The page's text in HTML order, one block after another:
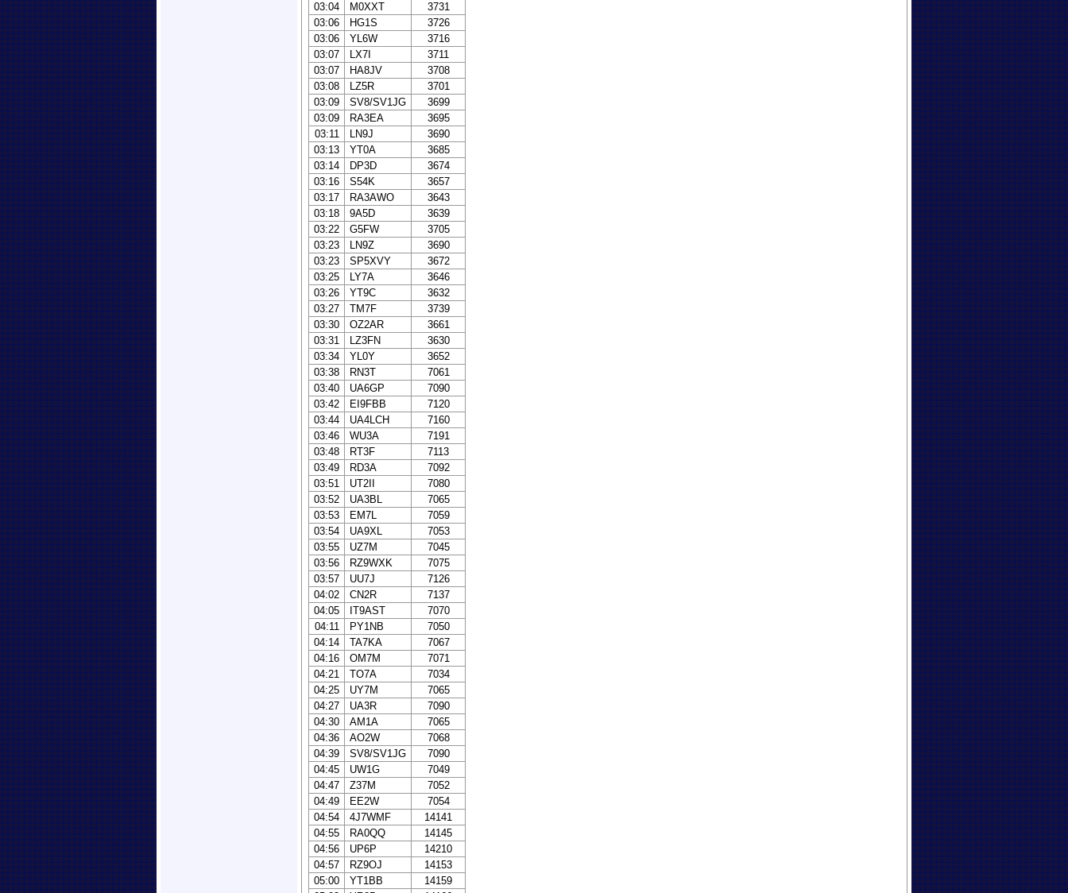
03:04
M0XXT
3731
03:06
HG1S
3726
03:06
YL6W
3716
03:07
LX7I
3711
03:07
HA8JV
3708
03:08
LZ5R
3701
03:09
SV8/SV1JG
3699
03:09
RA3EA
3695
03:11
LN9J
3690
03:13
YT0A
3685
03:14
DP3D
3674
03:16
S54K
3657
03:17
RA3AWO
3643
03:18
9A5D
3639
03:22
G5FW
3705
03:23
LN9Z
3690
03:23
SP5XVY
3672
03:25
LY7A
3646
03:26
YT9C
3632
03:27
TM7F
3739
03:30
OZ2AR
3661
03:31
LZ3FN
3630
03:34
YL0Y
3652
03:38
RN3T
7061
03:40
UA6GP
7090
03:42
EI9FBB
7120
03:44
UA4LCH
7160
03:46
WU3A
7191
03:48
RT3F
7113
03:49
RD3A
7092
03:51
UT2II
7080
03:52
UA3BL
7065
03:53
EM7L
7059
03:54
UA9XL
7053
03:55
UZ7M
7045
03:56
RZ9WXK
7075
03:57
UU7J
7126
04:02
CN2R
7137
04:05
IT9AST
7070
04:11
PY1NB
7050
04:14
TA7KA
7067
04:16
OM7M
7071
04:21
TO7A
7034
04:25
UY7M
7065
04:27
UA3R
7090
04:30
AM1A
7065
04:36
AO2W
7068
04:39
SV8/SV1JG
7090
04:45
UW1G
7049
04:47
Z37M
7052
04:49
EE2W
7054
04:54
4J7WMF
14141
04:55
RA0QQ
14145
04:56
UP6P
14210
04:57
RZ9OJ
14153
05:00
YT1BB
14159